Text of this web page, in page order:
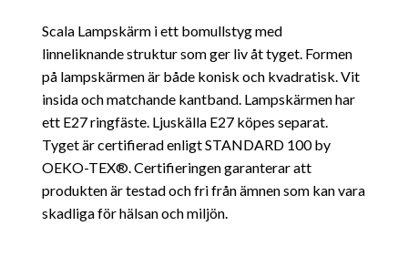
Scala Lampskärm i ett bomullstyg med
linneliknande struktur som ger liv åt tyget. Formen
på lampskärmen är både konisk och kvadratisk. Vit
insida och matchande kantband. Lampskärmen har
ett E27 ringfäste. Ljuskälla E27 köpes separat.
Tyget är certifierad enligt STANDARD 100 by
OEKO-TEX®. Certifieringen garanterar att
produkten är testad och fri från ämnen som kan vara
skadliga för hälsan och miljön.